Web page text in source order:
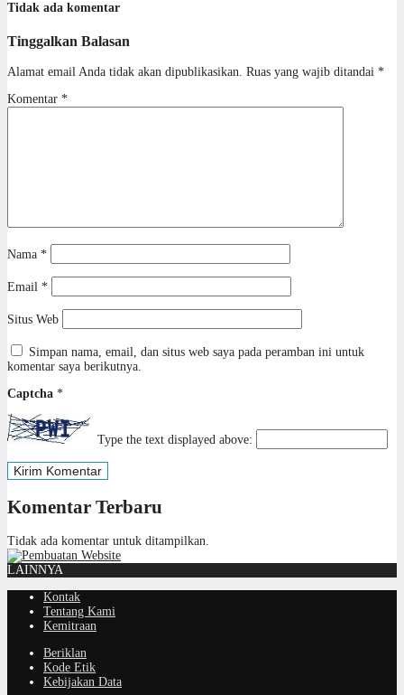
Tidak ada komentar
Tinggalkan Balasan
Alamat email Anda tidak akan dipublikasikan. Ruas yang wajib ditandai *
Komentar *
Nama *
Email *
Situs Web
Simpan nama, email, dan situs web saya pada peramban ini untuk
komentar saya berikutnya.
Captcha *
Type the text displayed above:
Komentar Terbaru
Tidak ada komentar untuk ditampilkan.
LAINNYA
Kontak
Tentang Kami
Kemitraan
Beriklan
Kode Etik
Kebijakan Data